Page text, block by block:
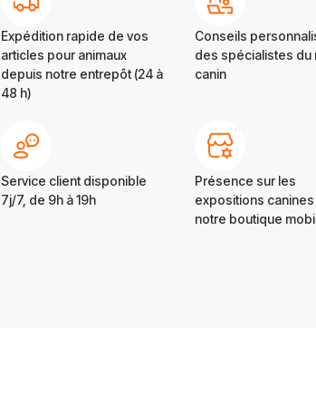
Expédition rapide de vos
articles pour animaux
depuis notre entrepôt (24 à
48 h)
Conseils
des spécialistes du
canin
Service client disponible
7j/7, de 9h à 19h
Présence sur les
expositions
notre boutique